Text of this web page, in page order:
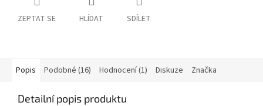
ZEPTAT SE HLÍDAT SDÍLET
Popis Podobné (16) Hodnocení (1) Diskuze Značka
Detailní popis produktu